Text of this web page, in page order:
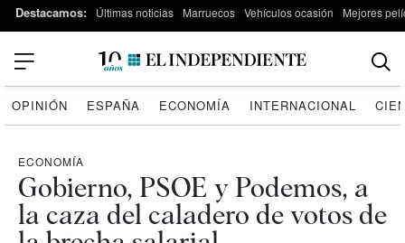
Destacamos: Últimas noticias Marruecos Vehículos ocasión Mejores
OPINIÓN ESPAÑA ECONOMÍA INTERNACIONAL
ECONOMÍA
Gobierno, PSOE y Podemos, a
la caza del caladero de votos de